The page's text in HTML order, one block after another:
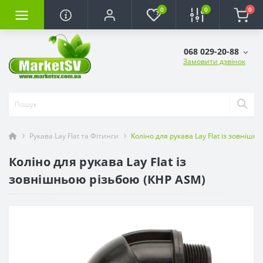
0 0 0
068 029-20-88
Замовити дзвінок
Рукава Lay Flat та Фітинги Коліно для рукава Lay Flat із
Коліно для рукава Lay Flat із
зовнішньою різьбою (КНР ASM)